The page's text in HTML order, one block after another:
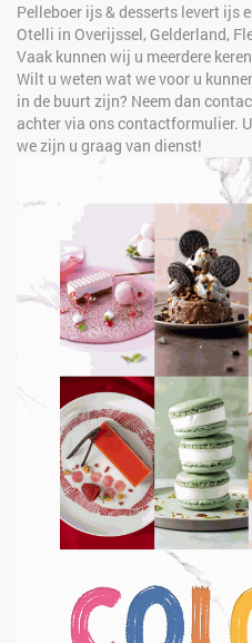
Pelleboer ijs & desserts levert ijs
Otelli in Overijssel, Gelderland,
Vaak kunnen wij u meerdere
Wilt u weten wat we voor u
in de buurt zijn? Neem dan
achter via ons contactformulier.
we zijn u graag van dienst!